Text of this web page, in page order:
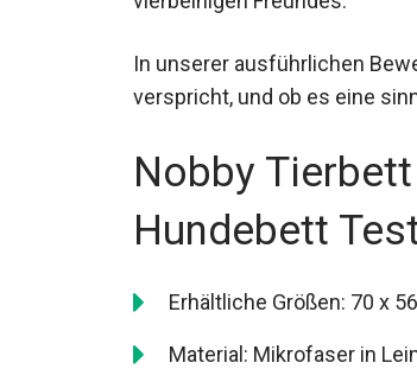
In unserer ausführlichen
verspricht, und ob es eine
Nobby
Hundebett
Erhältliche Größen: 70 x
Material: Mikrofaser in